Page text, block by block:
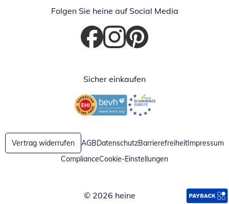
Folgen Sie heine auf Social Media
Öffnet in neuem Fenster
Öffnet in neuem Fenster
Öffnet in neuem Fenster
Sicher einkaufen
Öffnet in neuem FensterÖffnet in neuem Fenster
Vertrag widerrufen AGBDatenschutzBarrierefreiheitImpressum
ComplianceCookie-Einstellungen
© 2026 heine